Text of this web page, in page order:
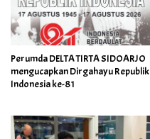
Perumda DELTA TIRTA SIDOARJO
mengucapkan Dirgahayu Republik
Indonesia ke-81